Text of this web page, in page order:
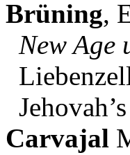
Brüning,
New Age
Carvajal